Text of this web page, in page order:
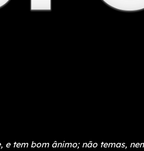
e tem bom ânimo; não temas,